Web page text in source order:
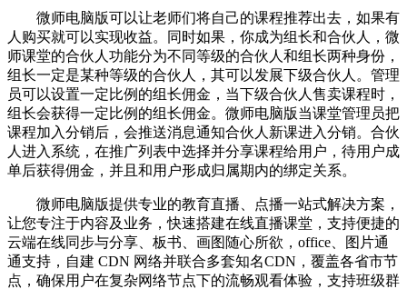
微师电脑版可以让老师们将自己的课程推荐出去，如果有
人购买就可以实现收益。同时如果，你成为组长和合伙人，微
师课堂的合伙人功能分为不同等级的合伙人和组长两种身份，
组长一定是某种等级的合伙人，其可以发展下级合伙人。管理
员可以设置一定比例的组长佣金，当下级合伙人售卖课程时，
组长会获得一定比例的组长佣金。微师电脑版当课堂管理员把
课程加入分销后，会推送消息通知合伙人新课进入分销。合伙
人进入系统，在推广列表中选择并分享课程给用户，待用户成
单后获得佣金，并且和用户形成归属期内的绑定关系。
微师电脑版提供专业的教育直播、点播一站式解决方案，
让您专注于内容及业务，快速搭建在线直播课堂，支持便捷的
云端在线同步与分享、板书、画图随心所欲，office、图片通
通支持，自建 CDN 网络并联合多套知名CDN，覆盖各省市节
点，确保用户在复杂网络节点下的流畅观看体验，支持班级群